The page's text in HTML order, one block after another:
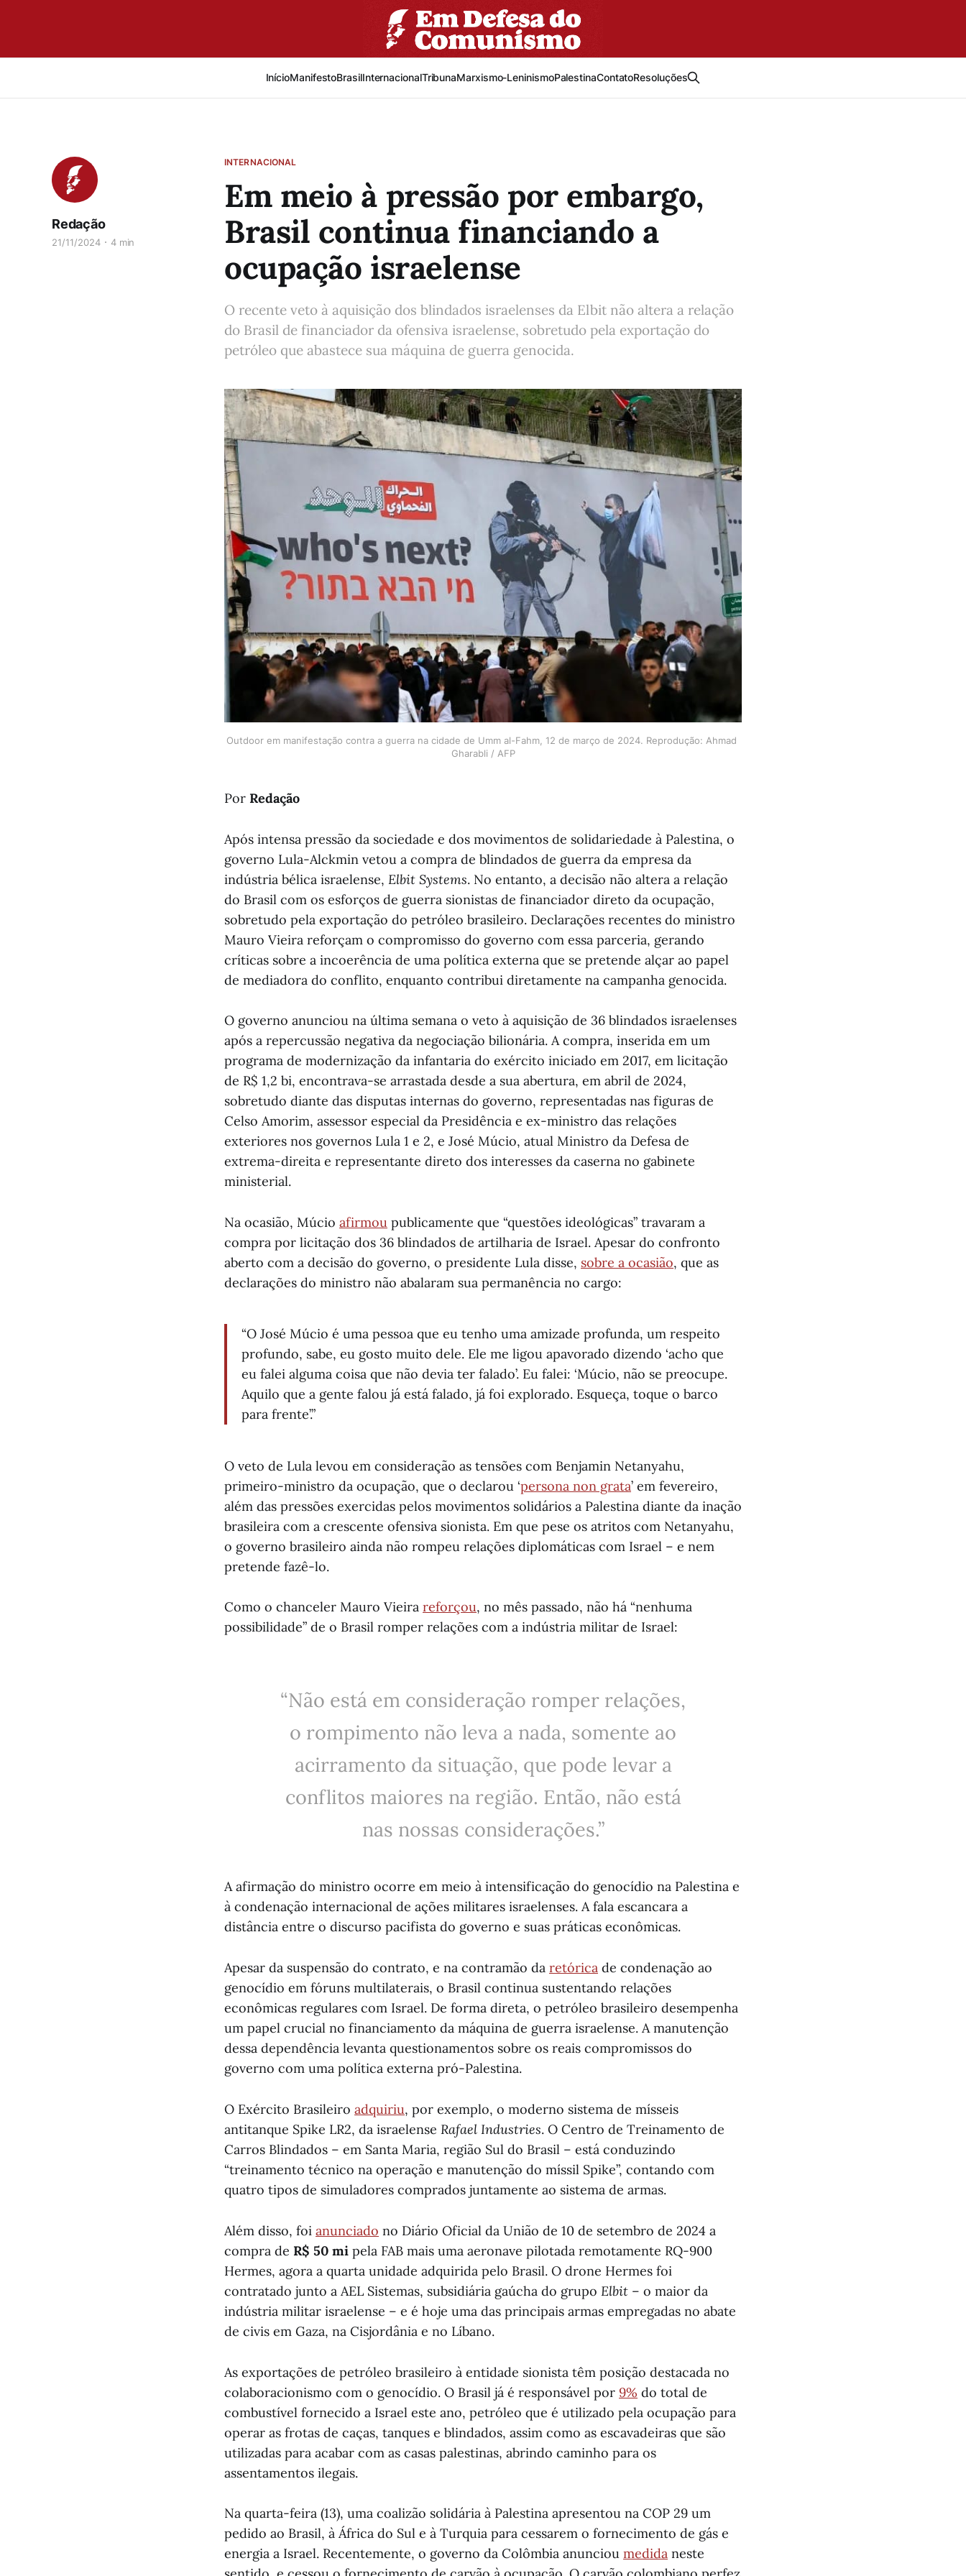
InícioManifestoBrasilInternacionalTribunaMarxismo-LeninismoPalestinaContatoResoluções
INTERNACIONAL
Em meio à pressão por embargo,
Brasil continua financiando a
ocupação israelense
Redação
21/11/2024 4 min
O recente veto à aquisição dos blindados israelenses da Elbit não altera a relação
do Brasil de financiador da ofensiva israelense, sobretudo pela exportação do
petróleo que abastece sua máquina de guerra genocida.
Outdoor em manifestação contra a guerra na cidade de Umm al-Fahm, 12 de março de 2024. Reprodução: Ahmad
Gharabli / AFP
Por Redação
Após intensa pressão da sociedade e dos movimentos de solidariedade à Palestina, o
governo Lula-Alckmin vetou a compra de blindados de guerra da empresa da
indústria bélica israelense, Elbit Systems. No entanto, a decisão não altera a relação
do Brasil com os esforços de guerra sionistas de financiador direto da ocupação,
sobretudo pela exportação do petróleo brasileiro. Declarações recentes do ministro
Mauro Vieira reforçam o compromisso do governo com essa parceria, gerando
críticas sobre a incoerência de uma política externa que se pretende alçar ao papel
de mediadora do conflito, enquanto contribui diretamente na campanha genocida.
O governo anunciou na última semana o veto à aquisição de 36 blindados israelenses
após a repercussão negativa da negociação bilionária. A compra, inserida em um
programa de modernização da infantaria do exército iniciado em 2017, em licitação
de R$ 1,2 bi, encontrava-se arrastada desde a sua abertura, em abril de 2024,
sobretudo diante das disputas internas do governo, representadas nas figuras de
Celso Amorim, assessor especial da Presidência e ex-ministro das relações
exteriores nos governos Lula 1 e 2, e José Múcio, atual Ministro da Defesa de
extrema-direita e representante direto dos interesses da caserna no gabinete
ministerial.
Na ocasião, Múcio afirmou publicamente que “questões ideológicas” travaram a
compra por licitação dos 36 blindados de artilharia de Israel. Apesar do confronto
aberto com a decisão do governo, o presidente Lula disse, sobre a ocasião, que as
declarações do ministro não abalaram sua permanência no cargo:
“O José Múcio é uma pessoa que eu tenho uma amizade profunda, um respeito
profundo, sabe, eu gosto muito dele. Ele me ligou apavorado dizendo ‘acho que
eu falei alguma coisa que não devia ter falado’. Eu falei: ‘Múcio, não se preocupe.
Aquilo que a gente falou já está falado, já foi explorado. Esqueça, toque o barco
para frente’.”
O veto de Lula levou em consideração as tensões com Benjamin Netanyahu,
primeiro-ministro da ocupação, que o declarou ‘persona non grata’ em fevereiro,
além das pressões exercidas pelos movimentos solidários a Palestina diante da inação
brasileira com a crescente ofensiva sionista. Em que pese os atritos com Netanyahu,
o governo brasileiro ainda não rompeu relações diplomáticas com Israel – e nem
pretende fazê-lo.
Como o chanceler Mauro Vieira reforçou, no mês passado, não há “nenhuma
possibilidade” de o Brasil romper relações com a indústria militar de Israel:
“Não está em consideração romper relações,
o rompimento não leva a nada, somente ao
acirramento da situação, que pode levar a
conflitos maiores na região. Então, não está
nas nossas considerações.”
A afirmação do ministro ocorre em meio à intensificação do genocídio na Palestina e
à condenação internacional de ações militares israelenses. A fala escancara a
distância entre o discurso pacifista do governo e suas práticas econômicas.
Apesar da suspensão do contrato, e na contramão da retórica de condenação ao
genocídio em fóruns multilaterais, o Brasil continua sustentando relações
econômicas regulares com Israel. De forma direta, o petróleo brasileiro desempenha
um papel crucial no financiamento da máquina de guerra israelense. A manutenção
dessa dependência levanta questionamentos sobre os reais compromissos do
governo com uma política externa pró-Palestina.
O Exército Brasileiro adquiriu, por exemplo, o moderno sistema de mísseis
antitanque Spike LR2, da israelense Rafael Industries. O Centro de Treinamento de
Carros Blindados – em Santa Maria, região Sul do Brasil – está conduzindo
“treinamento técnico na operação e manutenção do míssil Spike”, contando com
quatro tipos de simuladores comprados juntamente ao sistema de armas.
Além disso, foi anunciado no Diário Oficial da União de 10 de setembro de 2024 a
compra de R$ 50 mi pela FAB mais uma aeronave pilotada remotamente RQ-900
Hermes, agora a quarta unidade adquirida pelo Brasil. O drone Hermes foi
contratado junto a AEL Sistemas, subsidiária gaúcha do grupo Elbit – o maior da
indústria militar israelense – e é hoje uma das principais armas empregadas no abate
de civis em Gaza, na Cisjordânia e no Líbano.
As exportações de petróleo brasileiro à entidade sionista têm posição destacada no
colaboracionismo com o genocídio. O Brasil já é responsável por 9% do total de
combustível fornecido a Israel este ano, petróleo que é utilizado pela ocupação para
operar as frotas de caças, tanques e blindados, assim como as escavadeiras que são
utilizadas para acabar com as casas palestinas, abrindo caminho para os
assentamentos ilegais.
Na quarta-feira (13), uma coalizão solidária à Palestina apresentou na COP 29 um
pedido ao Brasil, à África do Sul e à Turquia para cessarem o fornecimento de gás e
energia a Israel. Recentemente, o governo da Colômbia anunciou medida neste